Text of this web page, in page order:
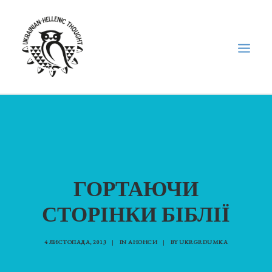
ФОРУМ УКРАЇНСЬКОЇ ДІАСПОРИ В ГРЕЦІЇ
“ВІСНИК”/”ΑΓΓΕΛΙΑΦΌΡΟΣ”
SEARCH
ГОРТАЮЧИ
СТОРІНКИ БІБЛІЇ
4 ЛИСТОПАДА, 2013 | INАНОНСИ | BYUKRGRDUMKA